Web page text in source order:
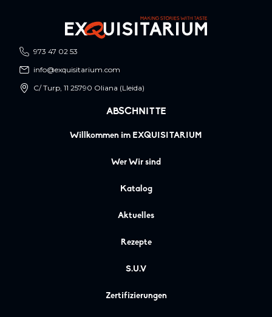
973 47 02 53
info@exquisitarium.com
C/ Turp, 11 25790 Oliana (Lleida)
ABSCHNITTE
Willkommen im EXQUISITARIUM
Wer Wir sind
Katalog
Aktuelles
Rezepte
S.U.V
Zertifizierungen